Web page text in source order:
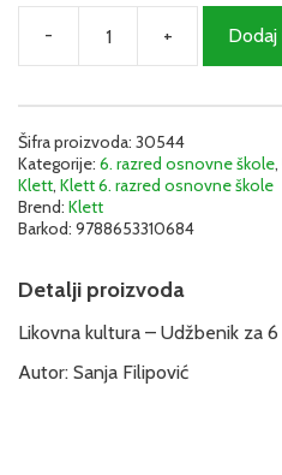
-
Likovna
kultura
Udžbenik
|
+ Dodaj
Šifra proizvoda: 30544
Kategorije: 6. razred osnovne škole,
Klett, Klett 6. razred osnovne škole
Brend: Klett
Barkod: 9788653310684
Detalji proizvoda
Likovna kultura – Udžbenik za
Autor: Sanja Filipović